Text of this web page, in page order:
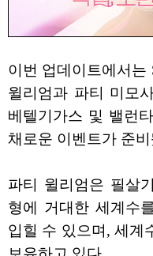
이번 업데이트에서는
윌리엄과 파티 미모
베텔기가스 및 밸런
채로운 이벤트가 준
파티 윌리엄은 필살
형에 거대한 세계수
입힐 수 있으며, 세계